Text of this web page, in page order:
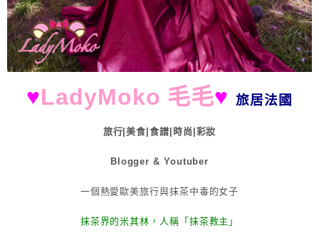
♥LadyMoko 毛毛♥ 旅居法國
旅行|美食|食譜|時尚|彩妝
Blogger & Youtuber
一個熱愛歐美旅行與抹茶中毒的女子
抹茶界的米其林，人稱「抹茶教主」